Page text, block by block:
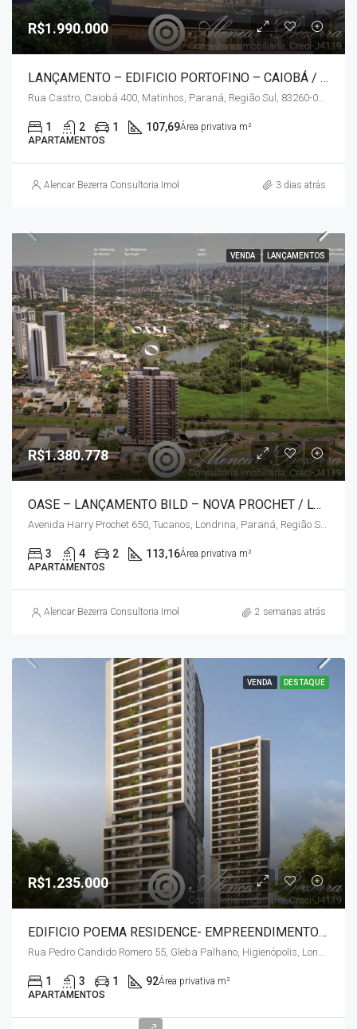
R$1.990.000
LANÇAMENTO – EDIFICIO PORTOFINO – CAIOBÁ / MATINHOS – PR
1 2 1 107,69Área privativa m²
APARTAMENTOS
Alencar Bezerra Consultoria Imobiliária 3 dias atrás
VENDA LANÇAMENTOS
R$1.380.778
OASE – LANÇAMENTO BILD – NOVA PROCHET / LONDRINA
Avenida Harry Prochet 650, Tucanos, Londrina, Paraná, Região Sul, 86047-040, Brasil
3 4 2 113,16Área privativa m²
APARTAMENTOS
Alencar Bezerra Consultoria Imobiliária 2 semanas atrás
VENDA DESTAQUE
R$1.235.000
EDIFICIO POEMA RESIDENCE- EMPREENDIMENTO PLAENGE – GLEBA PALHANO
1 3 1 92Área privativa m²
APARTAMENTOS